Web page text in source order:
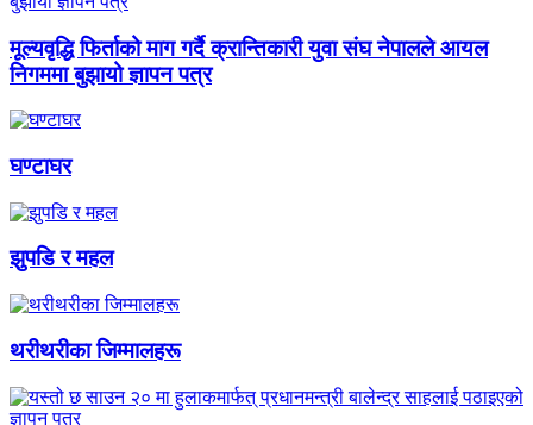
मूल्यवृद्धि फिर्ताको माग गर्दै क्रान्तिकारी युवा संघ नेपालले आयल
निगममा बुझायो ज्ञापन पत्र
घण्टाघर
झुपडि र महल
थरीथरीका जिम्मालहरू